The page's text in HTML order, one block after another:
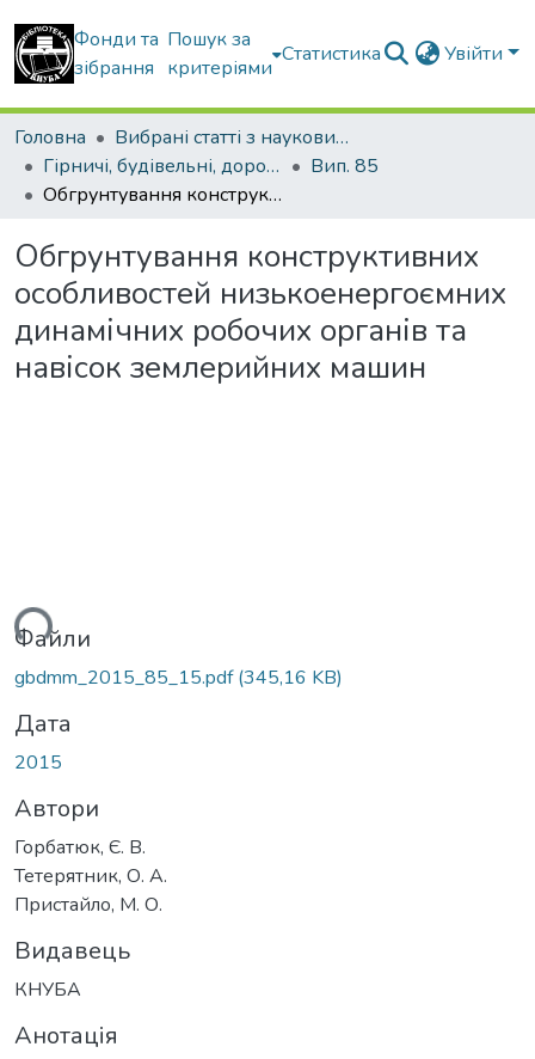
Фонди та
зібрання
Пошук за
критеріями
Статистика Увійти
Головна
Вибрані статті з наукових збірників КНУБА
Гірничі, будівельні, дорожні та меліоративні машини
Вип. 85
Обгрунтування конструктивних особливостей низькоенергоємних динамічних робочих органів та навісок землерийних машин
Обгрунтування конструктивних
особливостей низькоенергоємних
динамічних робочих органів та
навісок землерийних машин
Файли
gbdmm_2015_85_15.pdf(345,16 KB)
Дата
2015
Автори
Горбатюк, Є. В.
Тетерятник, О. А.
Пристайло, М. О.
Видавець
КНУБА
Анотація